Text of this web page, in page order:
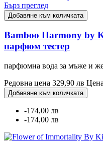
Бърз преглед
Добавяне към количката
Bamboo Harmony by
парфюм тестер
парфюмна вода за мъже и
Редовна цена 329,90 лв Цена
Добавяне към количката
-174,00 лв
-174,00 лв